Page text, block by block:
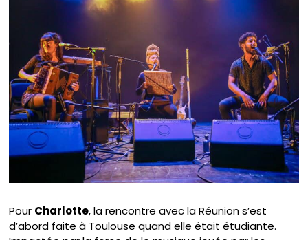
Pour Charlotte, la rencontre avec la Réunion s’est
d’abord faite à Toulouse quand elle était étudiante.